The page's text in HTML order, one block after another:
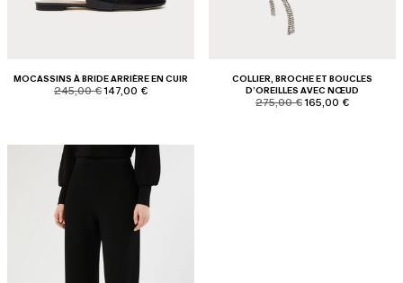
MOCASSINS À BRIDE ARRIÈRE EN CUIR
product.price.original
245,00 €product.price.sale
147,00 €
COLLIER, BROCHE ET BOUCLES
D’OREILLES AVEC NŒUD
product.price.original
275,00 €product.price.sale
165,00 €